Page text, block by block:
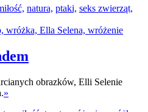
natura, ptaki, seks zwierząt,
obrazków, Elli Selenie
»